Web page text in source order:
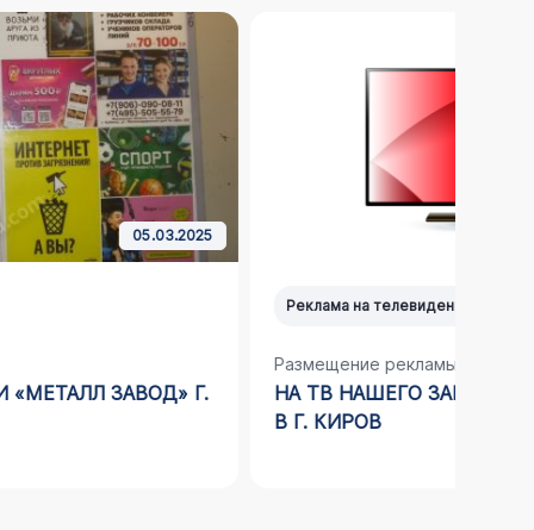
НА ТВ НАШЕГО ЗАКАЗЧИКА ТК «ВОСТОК»